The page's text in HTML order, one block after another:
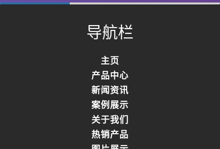
导航栏
主页
产品中心
新闻资讯
案例展示
关于我们
热销产品